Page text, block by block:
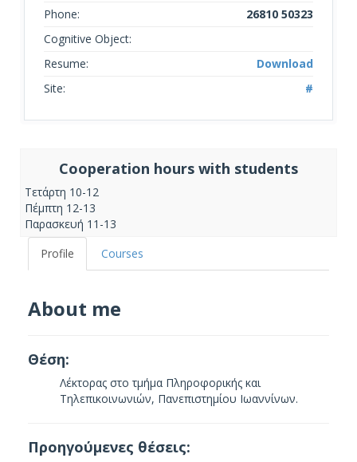
Phone:
26810 50323
Cognitive Object:
Resume:
Download
Site:
#
Cooperation hours with students
Τετάρτη 10-12
Πέμπτη 12-13
Παρασκευή 11-13
Profile
Courses
About me
Θέση:
Λέκτορας στο τμήμα Πληροφορικής και
Τηλεπικοινωνιών, Πανεπιστημίου Ιωαννίνων.
Προηγούμενες θέσεις: